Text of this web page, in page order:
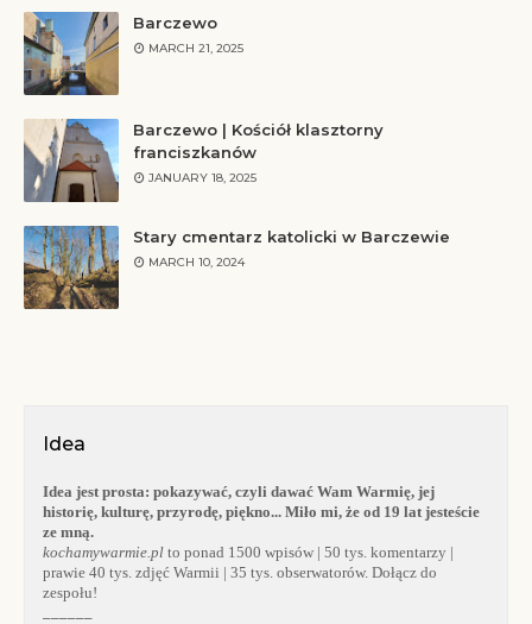
Barczewo
MARCH 21, 2025
Barczewo | Kościół klasztorny
franciszkanów
JANUARY 18, 2025
Stary cmentarz katolicki w Barczewie
MARCH 10, 2024
Idea
Idea jest prosta: pokazywać, czyli dawać Wam Warmię, jej
historię, kulturę, przyrodę, piękno... Miło mi, że od 19 lat jesteście
ze mną.
kochamywarmie.pl to ponad 1500 wpisów | 50 tys. komentarzy |
prawie 40 tys. zdjęć Warmii | 35 tys. obserwatorów. Dołącz do
zespołu!